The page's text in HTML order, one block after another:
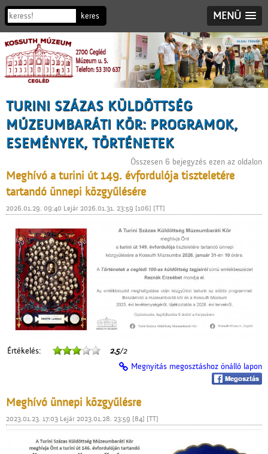
MENÜ
TURINI SZÁZAS KÜLDÖTTSÉG
MÚZEUMBARÁTI KÖR: PROGRAMOK,
ESEMÉNYEK, TÖRTÉNETEK
Összesen 6 bejegyzés ezen az oldalon
Meghívó a turini út 149. évfordulója tiszteletére
tartandó ünnepi közgyűlésére
2026.01.29. 09:40 Lejár 2026.01.31. 23:59 [106] [TT]
Értékelés: 2.5/2
Megnyitás megosztáshoz önálló lapon
Meghívó ünnepi közgyűlésre
2023.01.23. 17:03 Lejár 2023.01.28. 23:59 [84] [TT]